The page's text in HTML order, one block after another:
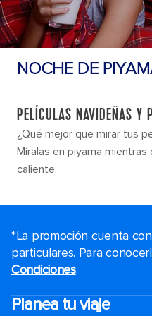
NOCHE DE
PELÍCULAS NAVIDEÑAS Y
¿Qué mejor que mirar tus
Míralas en piyama
caliente.
*La promoción cuenta
particulares. Para
Condiciones.
Planea tu viaje